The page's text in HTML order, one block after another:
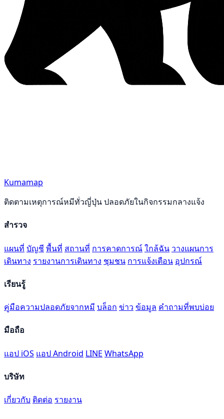
Kumamap
ติดตามเหตุการณ์หมีทั่วญี่ปุ่น ปลอดภัยในกิจกรรมกลางแจ้ง
สำรวจ
แผนที่ บัญชี พื้นที่ สถานที่ การคาดการณ์ใกล้ฉัน วางแผนการ
เดินทาง รายงานการเดินทาง ชุมชน การแจ้งเตือน อุปกรณ์
เรียนรู้
คู่มือความปลอดภัยจากหมี บล็อก ข่าว ข้อมูล คำถามที่พบบ่อย
มือถือ
แอป iOS แอป Android LINE WhatsApp
บริษัท
เกี่ยวกับ ติดต่อ รายงาน